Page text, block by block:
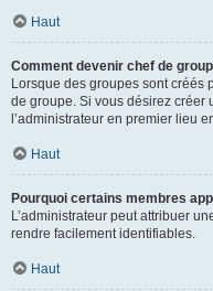
Haut
Comment devenir chef de
Lorsque des groupes sont créés
de groupe. Si vous désirez créer
l’administrateur en premier lieu
Haut
Pourquoi certains membres
L’administrateur peut attribuer
rendre facilement identifiables.
Haut